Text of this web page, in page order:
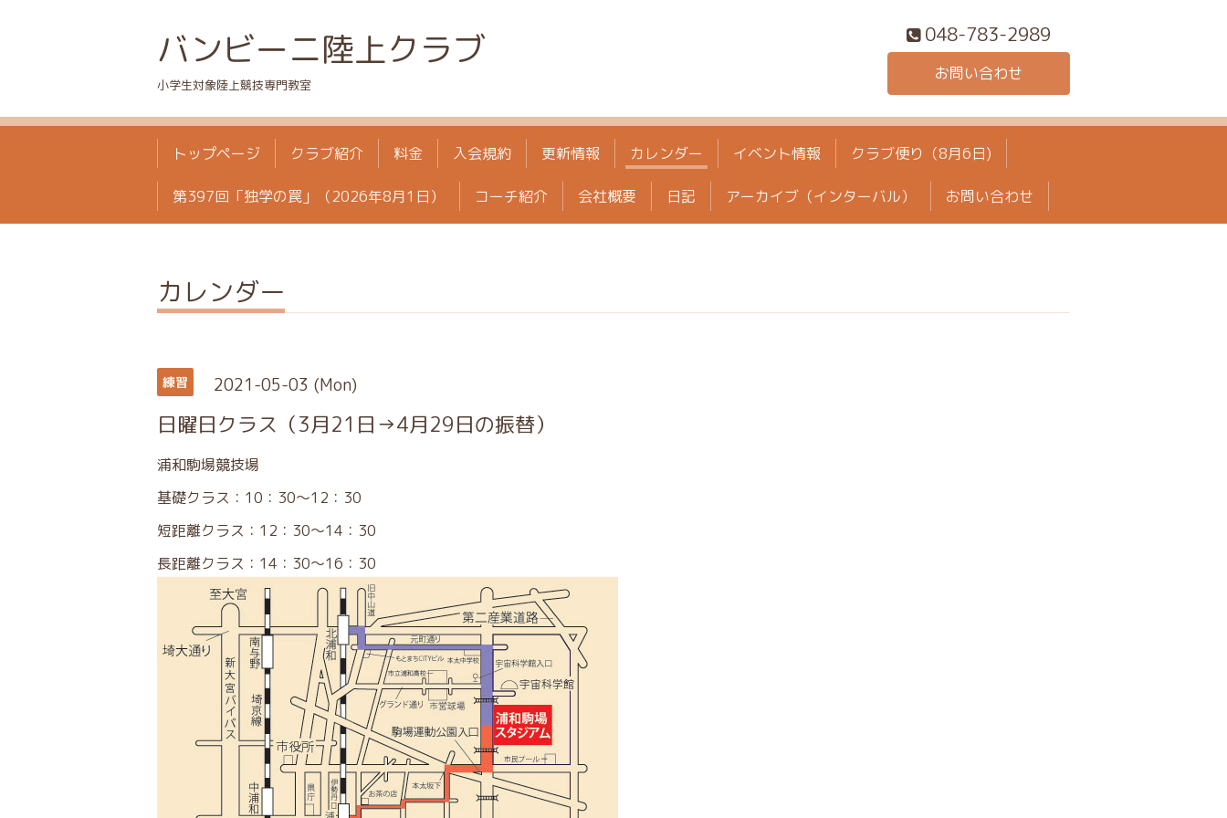
バンビーニ陸上クラブ
小学生対象陸上競技専門教室
048-783-2989
お問い合わせ
トップページ クラブ紹介 料金 入会規約 更新情報 カレンダー イベント情報 クラブ便り（8月6日)
第397回「独学の罠」（2026年8月1日） コーチ紹介 会社概要 日記 アーカイブ（インターバル） お問い合わせ
カレンダー
練習 2021-05-03 (Mon)
日曜日クラス（3月21日→4月29日の振替）
浦和駒場競技場
基礎クラス：10：30～12：30
短距離クラス：12：30～14：30
長距離クラス：14：30～16：30